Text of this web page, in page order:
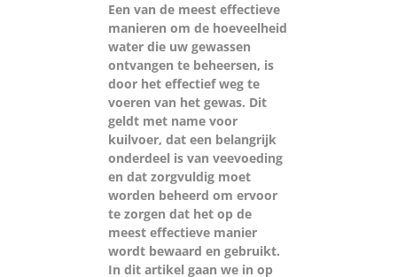
Een van de meest effectieve
manieren om de hoeveelheid
water die uw gewassen
ontvangen te beheersen, is
door het effectief weg te
voeren van het gewas. Dit
geldt met name voor
kuilvoer, dat een belangrijk
onderdeel is van veevoeding
en dat zorgvuldig moet
worden beheerd om ervoor
te zorgen dat het op de
meest effectieve manier
wordt bewaard en gebruikt.
In dit artikel gaan we in op